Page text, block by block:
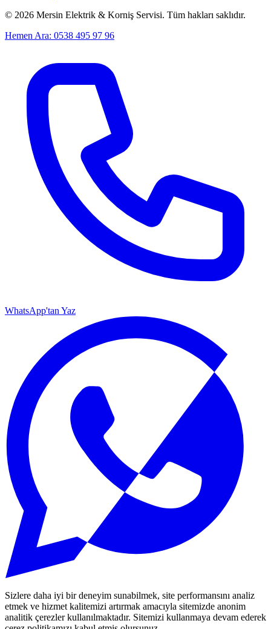
© 2026 Mersin Elektrik & Korniş Servisi. Tüm hakları saklıdır.
Hemen Ara: 0538 495 97 96
WhatsApp'tan Yaz
Sizlere daha iyi bir deneyim sunabilmek, site performansını analiz
etmek ve hizmet kalitemizi artırmak amacıyla sitemizde anonim
analitik çerezler kullanılmaktadır. Sitemizi kullanmaya devam ederek